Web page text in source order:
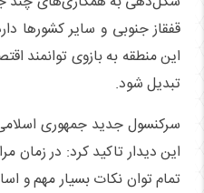
قفقاز جنوبی و سایر کشور‌ها
این منطقه به بازوی توانمند
تبدیل شود.
سرکنسول جدید جمهوری اسلامی
این دیدار تاکید کرد: در
تمام توان نکات بسیار مهم و